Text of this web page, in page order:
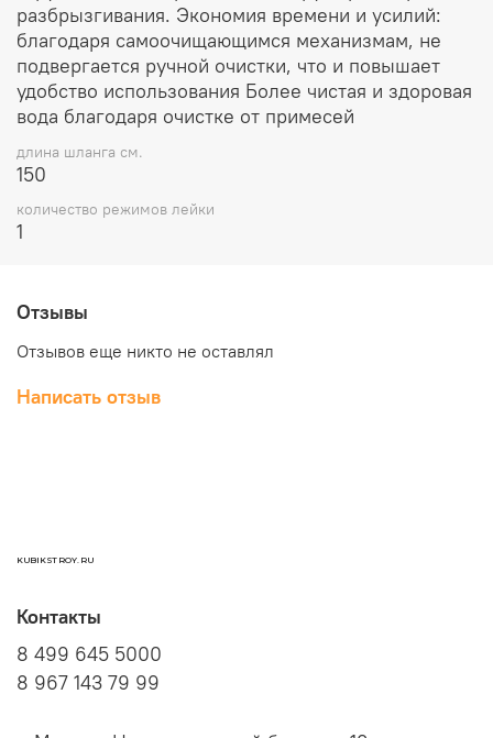
разбрызгивания. Экономия времени и усилий:
благодаря самоочищающимся механизмам, не
подвергается ручной очистки, что и повышает
удобство использования Более чистая и здоровая
вода благодаря очистке от примесей
длина шланга см.
150
количество режимов лейки
1
Отзывы
Отзывов еще никто не оставлял
Написать отзыв
KUBIKSTROY.RU
Контакты
8 499 645 5000
8 967 143 79 99